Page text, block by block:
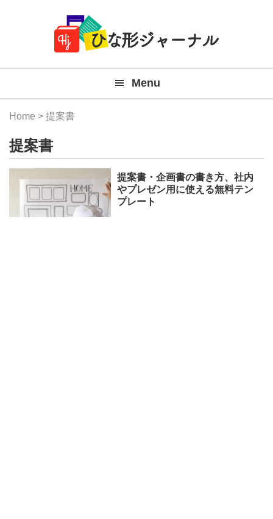
Navigation
料
テ
ー
ト
(Mac
Menu
Home > 提案書
提案書
提案書・企画書の書き方、社内
やプレゼン用に使える無料テン
プレート